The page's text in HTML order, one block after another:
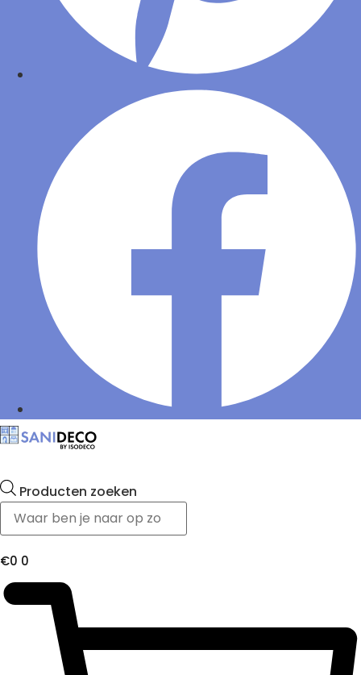
Producten zoeken
€0 0